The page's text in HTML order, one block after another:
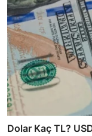
Dolar Kaç TL?